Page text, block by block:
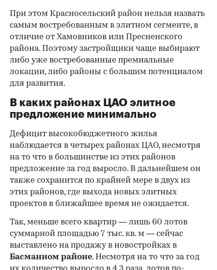
При этом Красносельский район нельзя назвать
самым востребованным в элитном сегменте, в
отличие от Хамовников или Пресненского
района. Поэтому застройщики чаще выбирают
либо уже востребованные премиальные
локации, либо районы с большим потенциалом
для развития.
В каких районах ЦАО элитное
предложение минимально
Дефицит высокобюджетного жилья
наблюдается в четырех районах ЦАО, несмотря
на то что в большинстве из этих районов
предложение за год выросло. В дальнейшем он
также сохранится по крайней мере в двух из
этих районов, где выхода новых элитных
проектов в ближайшее время не ожидается.
Так, меньше всего квартир — лишь 60 лотов
суммарной площадью 7 тыс. кв. м — сейчас
выставлено на продажу в новостройках в
Басманном районе. Несмотря на то что за год